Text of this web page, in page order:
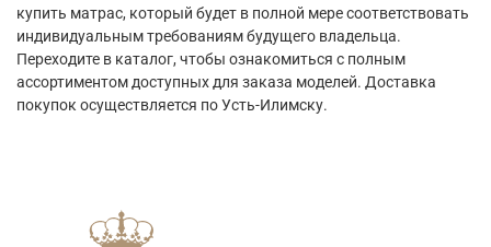
купить матрас, который будет в полной мере соответствовать
индивидуальным требованиям будущего владельца.
Переходите в каталог, чтобы ознакомиться с полным
ассортиментом доступных для заказа моделей. Доставка
покупок осуществляется по Усть-Илимску.